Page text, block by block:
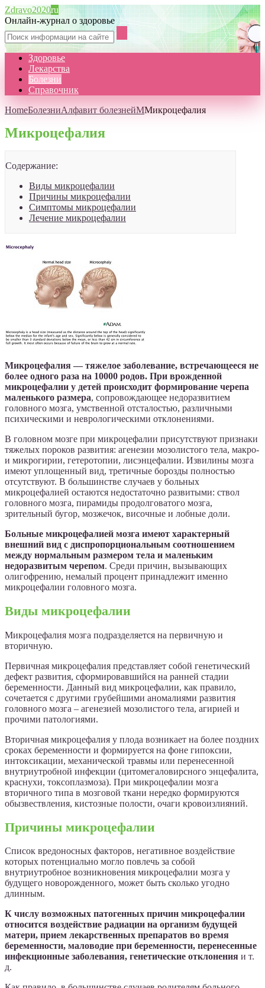
Zdravo2020ru
Онлайн-журнал о здоровье
Здоровье
Лекарства
Болезни
Справочник
HomeБолезниАлфавит болезнейММикроцефалия
Микроцефалия
Содержание:
Виды микроцефалии
Причины микроцефалии
Симптомы микроцефалии
Лечение микроцефалии
Микроцефалия — тяжелое заболевание, встречающееся не
более одного раза на 10000 родов. При врожденной
микроцефалии у детей происходит формирование черепа
маленького размера, сопровождающее недоразвитием
головного мозга, умственной отсталостью, различными
психическими и неврологическими отклонениями.
В головном мозге при микроцефалии присутствуют признаки
тяжелых пороков развития: агенезии мозолистого тела, макро-
и микрогирии, гетеротопии, лисэнцефалии. Извилины мозга
имеют уплощенный вид, третичные борозды полностью
отсутствуют. В большинстве случаев у больных
микроцефалией остаются недостаточно развитыми: ствол
головного мозга, пирамиды продолговатого мозга,
зрительный бугор, мозжечок, височные и лобные доли.
Больные микроцефалией мозга имеют характерный
внешний вид с диспропорциональным соотношением
между нормальным размером тела и маленьким
недоразвитым черепом. Среди причин, вызывающих
олигофрению, немалый процент принадлежит именно
микроцефалии головного мозга.
Виды микроцефалии
Микроцефалия мозга подразделяется на первичную и
вторичную.
Первичная микроцефалия представляет собой генетический
дефект развития, сформировавшийся на ранней стадии
беременности. Данный вид микроцефалии, как правило,
сочетается с другими грубейшими аномалиями развития
головного мозга – агенезией мозолистого тела, агирией и
прочими патологиями.
Вторичная микроцефалия у плода возникает на более поздних
сроках беременности и формируется на фоне гипоксии,
интоксикации, механической травмы или перенесенной
внутриутробной инфекции (цитомегаловирсного энцефалита,
краснухи, токсоплазмоза). При микроцефалии мозга
вторичного типа в мозговой ткани нередко формируются
обызвествления, кистозные полости, очаги кровоизлияний.
Причины микроцефалии
Список вредоносных факторов, негативное воздействие
которых потенциально могло повлечь за собой
внутриутробное возникновения микроцефалии мозга у
будущего новорожденного, может быть сколько угодно
длинным.
К числу возможных патогенных причин микроцефалии
относится воздействие радиации на организм будущей
матери, прием лекарственных препаратов во время
беременности, маловодие при беременности, перенесенные
инфекционные заболевания, генетические отклонения и т.
д.